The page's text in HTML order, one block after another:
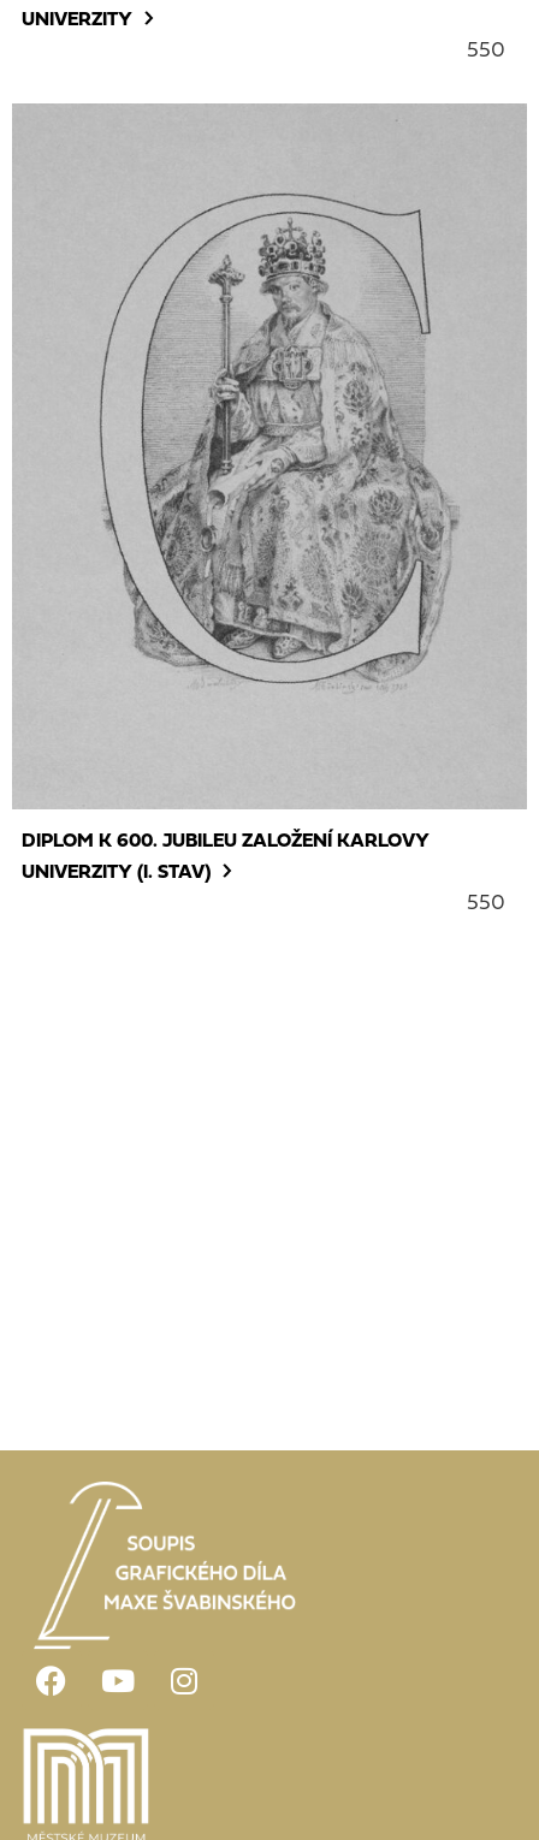
UNIVERZITY
550
DIPLOM K 600. JUBILEU ZALOŽENÍ KARLOVY
UNIVERZITY (I. STAV)
550